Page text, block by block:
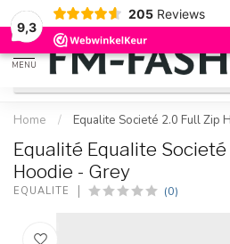
9,3
205 Reviews
Check onzesale artikelenvoor
MENU
Home / Equalite Societé 2.0 Full Zip
Equalité Equalite
Hoodie - Grey
EQUALITÉ (0)